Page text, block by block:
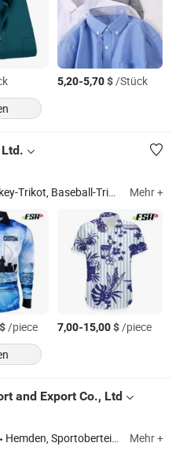
5,20-5,70$/Stück
Basketballtrikot und Shorts, Eishockey-Trikot, Baseball-Trikot, American Football Trikot und Hosen, Angeltrikot, Mountainbike-Trikot, Rugby-Trikot, Jacken und Hosen, Boardshorts, Poloshirts und T-Shirts Mehr +
/piece 7,00-15,00$/piece
and Export Co., Ltd
Hemden, Sportoberteile, Badebekleidung, Jacke, Mützen und Hüte Mehr +